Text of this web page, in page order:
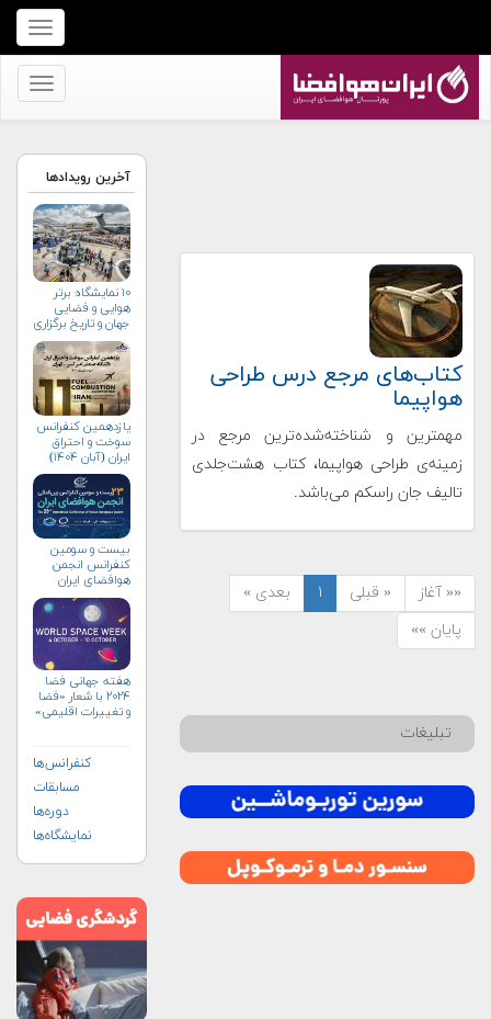
برای
نمایش
منو
برای
کنید
کتاب‌های مرجع درس طراحی
هواپیما
مهمترین و شناخته‌شده‌ترین مرجع در
زمینه‌ی طراحی هواپیما، کتاب هشت‌جلدی
تالیف جان راسکم می‌باشد.
«« آغاز « قبلی ۱
بعدی »
پایان »»
تبلیغات
آخرین رویدادها
۱۰ نمایشگاه برتر
هوایی و فضایی
جهان و تاریخ برگزاری
آن‌ها
یازدهمین کنفرانس
سوخت و احتراق
ایران (آبان‌ ۱۴۰۴)
بیست و سومین
کنفرانس انجمن
هوافضای ايران
هفته جهانی فضا
۲۰۲۴ با شعار «فضا
و تغییرات اقلیمی»
کنفرانس‌ها
مسابقات
دوره‌ها
نمایشگاه‌ها